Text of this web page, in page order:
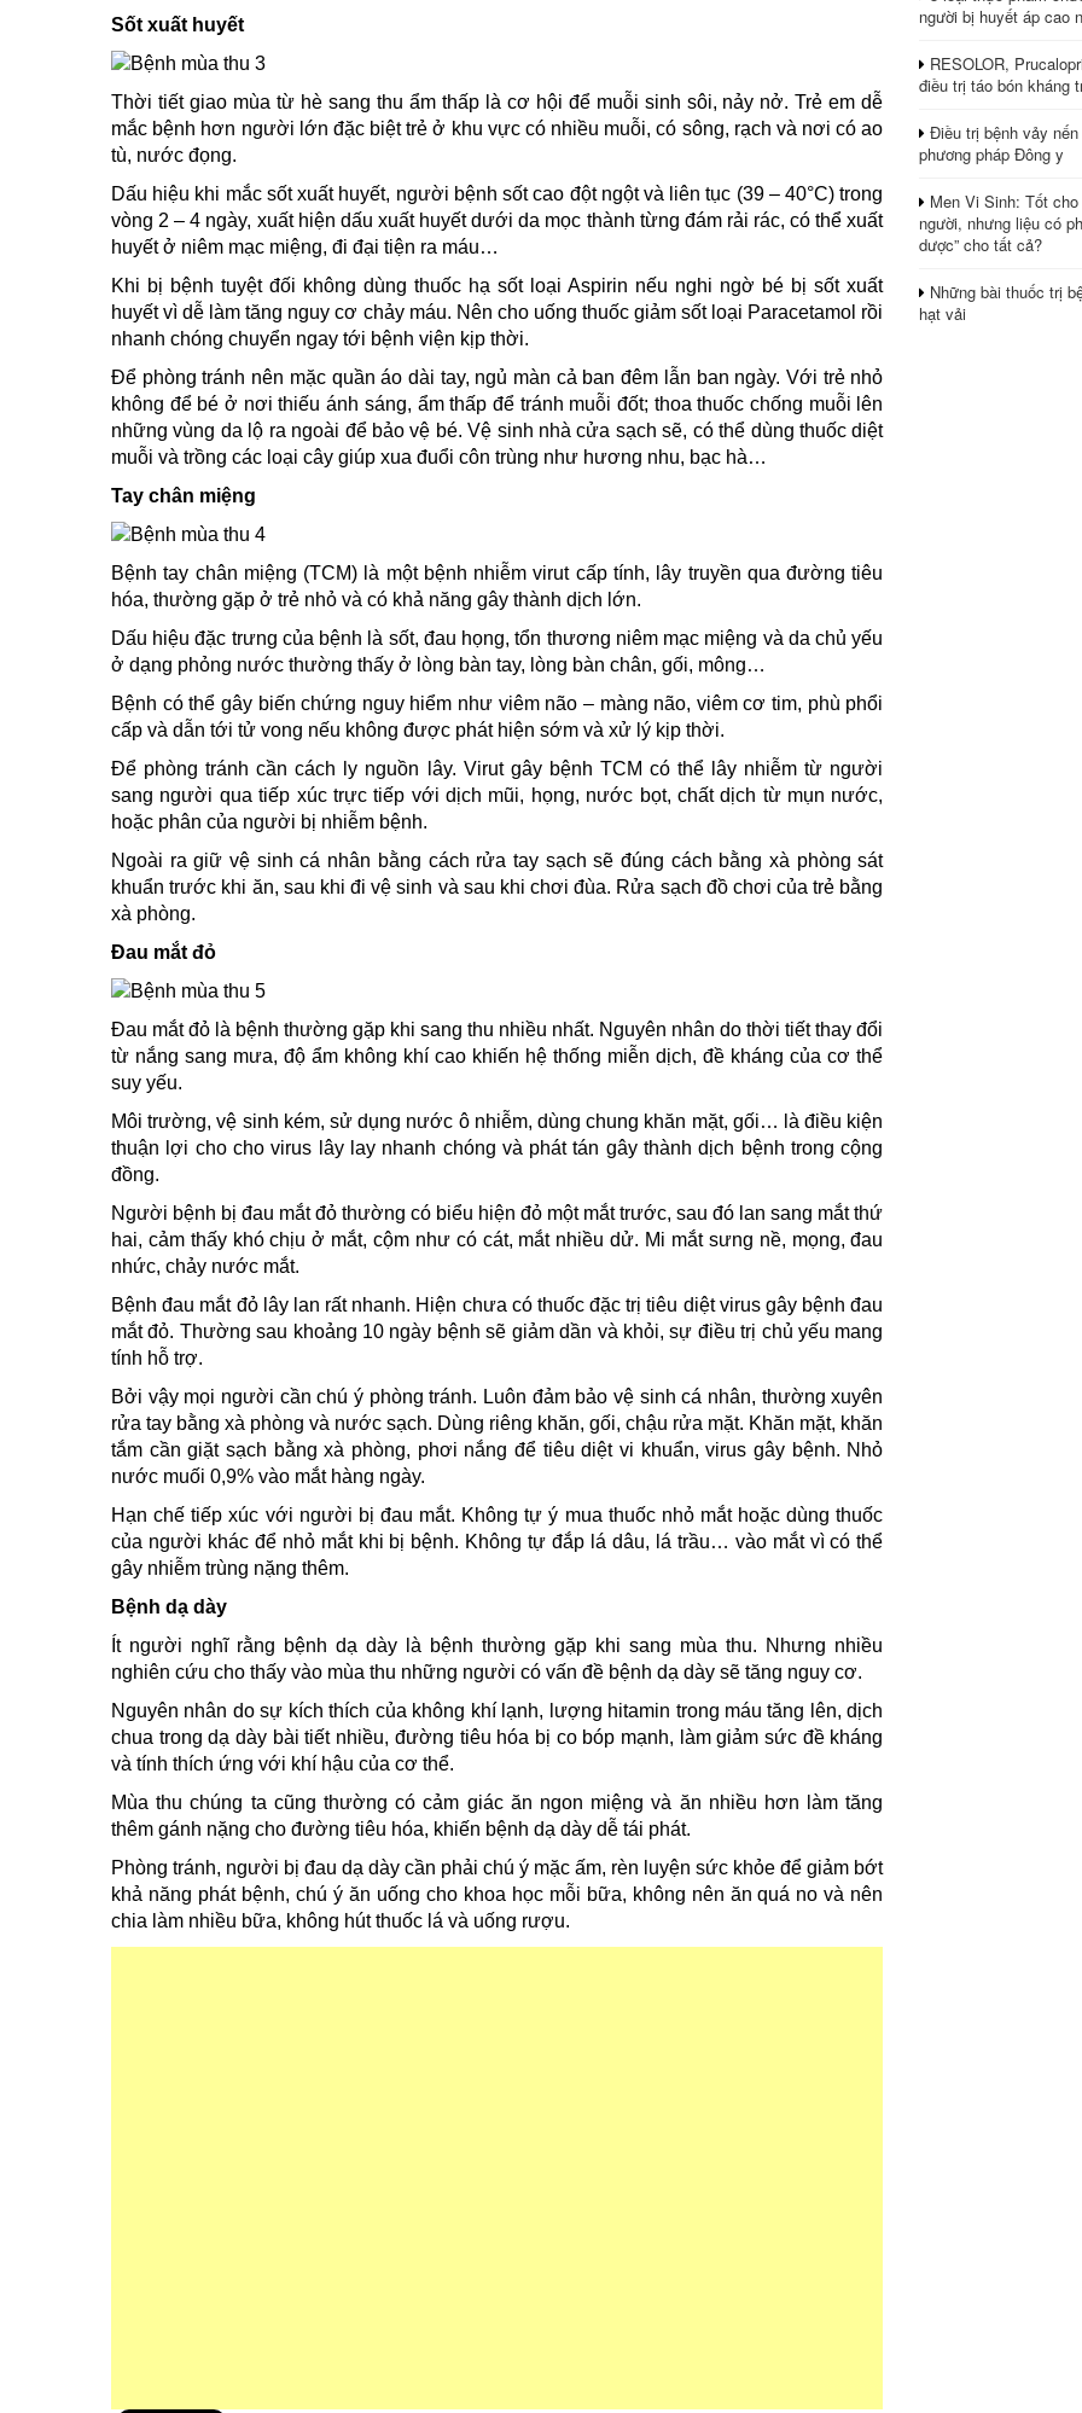
Sốt xuất huyết
Thời tiết giao mùa từ hè sang thu ẩm thấp là cơ hội để muỗi sinh sôi, nảy nở. Trẻ em dễ
mắc bệnh hơn người lớn đặc biệt trẻ ở khu vực có nhiều muỗi, có sông, rạch và nơi có ao
tù, nước đọng.
Dấu hiệu khi mắc sốt xuất huyết, người bệnh sốt cao đột ngột và liên tục (39 – 40°C) trong
vòng 2 – 4 ngày, xuất hiện dấu xuất huyết dưới da mọc thành từng đám rải rác, có thể xuất
huyết ở niêm mạc miệng, đi đại tiện ra máu…
Khi bị bệnh tuyệt đối không dùng thuốc hạ sốt loại Aspirin nếu nghi ngờ bé bị sốt xuất
huyết vì dễ làm tăng nguy cơ chảy máu. Nên cho uống thuốc giảm sốt loại Paracetamol rồi
nhanh chóng chuyển ngay tới bệnh viện kịp thời.
Để phòng tránh nên mặc quần áo dài tay, ngủ màn cả ban đêm lẫn ban ngày. Với trẻ nhỏ
không để bé ở nơi thiếu ánh sáng, ẩm thấp để tránh muỗi đốt; thoa thuốc chống muỗi lên
những vùng da lộ ra ngoài để bảo vệ bé. Vệ sinh nhà cửa sạch sẽ, có thể dùng thuốc diệt
muỗi và trồng các loại cây giúp xua đuổi côn trùng như hương nhu, bạc hà…
Tay chân miệng
Bệnh tay chân miệng (TCM) là một bệnh nhiễm virut cấp tính, lây truyền qua đường tiêu
hóa, thường gặp ở trẻ nhỏ và có khả năng gây thành dịch lớn.
Dấu hiệu đặc trưng của bệnh là sốt, đau họng, tổn thương niêm mạc miệng và da chủ yếu
ở dạng phỏng nước thường thấy ở lòng bàn tay, lòng bàn chân, gối, mông…
Bệnh có thể gây biến chứng nguy hiểm như viêm não – màng não, viêm cơ tim, phù phổi
cấp và dẫn tới tử vong nếu không được phát hiện sớm và xử lý kịp thời.
Để phòng tránh cần cách ly nguồn lây. Virut gây bệnh TCM có thể lây nhiễm từ người
sang người qua tiếp xúc trực tiếp với dịch mũi, họng, nước bọt, chất dịch từ mụn nước,
hoặc phân của người bị nhiễm bệnh.
Ngoài ra giữ vệ sinh cá nhân bằng cách rửa tay sạch sẽ đúng cách bằng xà phòng sát
khuẩn trước khi ăn, sau khi đi vệ sinh và sau khi chơi đùa. Rửa sạch đồ chơi của trẻ bằng
xà phòng.
Đau mắt đỏ
Đau mắt đỏ là bệnh thường gặp khi sang thu nhiều nhất. Nguyên nhân do thời tiết thay đổi
từ nắng sang mưa, độ ẩm không khí cao khiến hệ thống miễn dịch, đề kháng của cơ thể
suy yếu.
Môi trường, vệ sinh kém, sử dụng nước ô nhiễm, dùng chung khăn mặt, gối… là điều kiện
thuận lợi cho cho virus lây lay nhanh chóng và phát tán gây thành dịch bệnh trong cộng
đồng.
Người bệnh bị đau mắt đỏ thường có biểu hiện đỏ một mắt trước, sau đó lan sang mắt thứ
hai, cảm thấy khó chịu ở mắt, cộm như có cát, mắt nhiều dử. Mi mắt sưng nề, mọng, đau
nhức, chảy nước mắt.
Bệnh đau mắt đỏ lây lan rất nhanh. Hiện chưa có thuốc đặc trị tiêu diệt virus gây bệnh đau
mắt đỏ. Thường sau khoảng 10 ngày bệnh sẽ giảm dần và khỏi, sự điều trị chủ yếu mang
tính hỗ trợ.
Bởi vậy mọi người cần chú ý phòng tránh. Luôn đảm bảo vệ sinh cá nhân, thường xuyên
rửa tay bằng xà phòng và nước sạch. Dùng riêng khăn, gối, chậu rửa mặt. Khăn mặt, khăn
tắm cần giặt sạch bằng xà phòng, phơi nắng để tiêu diệt vi khuẩn, virus gây bệnh. Nhỏ
nước muối 0,9% vào mắt hàng ngày.
Hạn chế tiếp xúc với người bị đau mắt. Không tự ý mua thuốc nhỏ mắt hoặc dùng thuốc
của người khác để nhỏ mắt khi bị bệnh. Không tự đắp lá dâu, lá trầu… vào mắt vì có thể
gây nhiễm trùng nặng thêm.
Bệnh dạ dày
Ít người nghĩ rằng bệnh dạ dày là bệnh thường gặp khi sang mùa thu. Nhưng nhiều
nghiên cứu cho thấy vào mùa thu những người có vấn đề bệnh dạ dày sẽ tăng nguy cơ.
Nguyên nhân do sự kích thích của không khí lạnh, lượng hitamin trong máu tăng lên, dịch
chua trong dạ dày bài tiết nhiều, đường tiêu hóa bị co bóp mạnh, làm giảm sức đề kháng
và tính thích ứng với khí hậu của cơ thể.
Mùa thu chúng ta cũng thường có cảm giác ăn ngon miệng và ăn nhiều hơn làm tăng
thêm gánh nặng cho đường tiêu hóa, khiến bệnh dạ dày dễ tái phát.
Phòng tránh, người bị đau dạ dày cần phải chú ý mặc ấm, rèn luyện sức khỏe để giảm bớt
khả năng phát bệnh, chú ý ăn uống cho khoa học mỗi bữa, không nên ăn quá no và nên
chia làm nhiều bữa, không hút thuốc lá và uống rượu.
người bị huyết áp cao
RESOLOR,
điều trị táo bón kháng
Điều trị bệnh vảy nến
phương pháp Đông y
Men Vi Sinh: Tốt
người, nhưng liệu có
dược” cho tất cả?
Những bài thuốc trị
hạt vải